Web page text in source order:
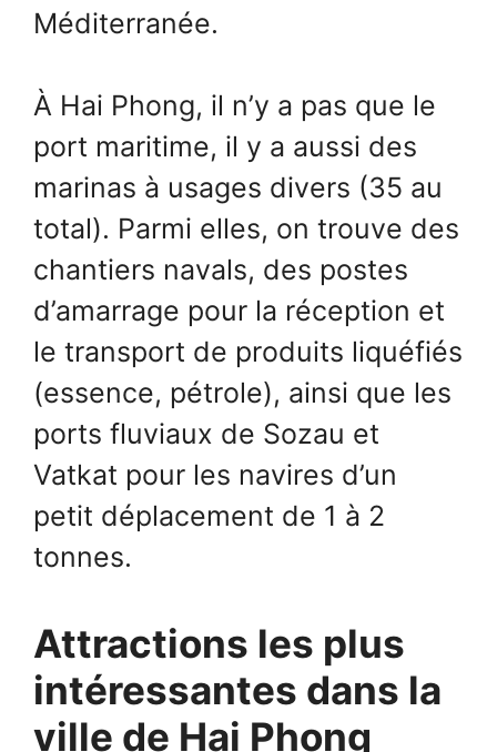
Méditerranée.
À Hai Phong, il n’y a pas que le
port maritime, il y a aussi des
marinas à usages divers (35 au
total). Parmi elles, on trouve des
chantiers navals, des postes
d’amarrage pour la réception et
le transport de produits liquéfiés
(essence, pétrole), ainsi que les
ports fluviaux de Sozau et
Vatkat pour les navires d’un
petit déplacement de 1 à 2
tonnes.
Attractions les plus
intéressantes dans la
ville de Hai Phong